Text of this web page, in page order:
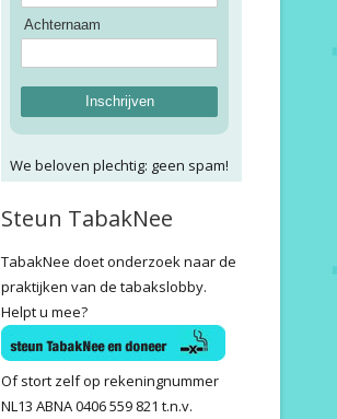
Achternaam
Inschrijven
We beloven plechtig: geen spam!
Steun TabakNee
TabakNee doet onderzoek naar de
praktijken van de tabakslobby.
Helpt u mee?
Of stort zelf op rekeningnummer
NL13 ABNA 0406 559 821 t.n.v.